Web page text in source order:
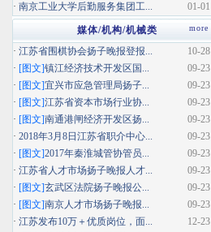
01-01
· 南京工业大学后勤服务集团工...
more
媒体/机构/机械类
10-28
· 江苏省围棋协会扬子晚报登报...
09-23
· [图文]镇江经济技术开发区国...
09-23
· [图文]宜兴市应急管理局扬子...
09-23
· [图文]江苏省资本市场行业协...
09-23
· [图文]南通港闸经济开发区扬...
09-23
· 2018年3月8日江苏省职介中心...
09-23
· [图文]2017年秦淮城管协管员...
09-23
· 江苏省人才市场扬子晚报人才...
09-23
· [图文]玄武区法院扬子晚报公...
09-23
· [图文]南京人才市场扬子晚报...
12-23
· 江苏发布10万＋优质岗位，面...